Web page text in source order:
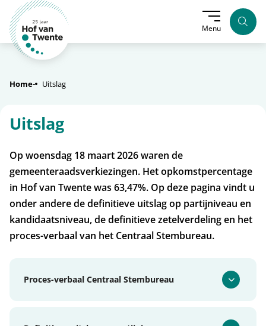
Menu
Home Uitslag
Uitslag
Op woensdag 18 maart 2026 waren de
gemeenteraadsverkiezingen. Het opkomstpercentage
in Hof van Twente was 63,47%. Op deze pagina vindt u
onder andere de definitieve uitslag op partijniveau en
kandidaatsniveau, de definitieve zetelverdeling en het
proces-verbaal van het Centraal Stembureau.
Proces-verbaal Centraal Stembureau